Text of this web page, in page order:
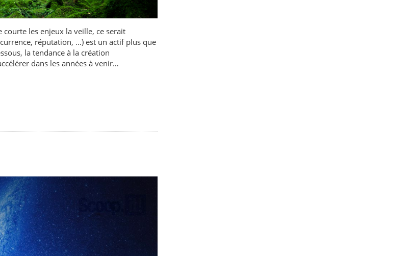
les enjeux la veille, ce serait
réputation, …) est un actif plus que
la tendance à la création
dans les années à venir…